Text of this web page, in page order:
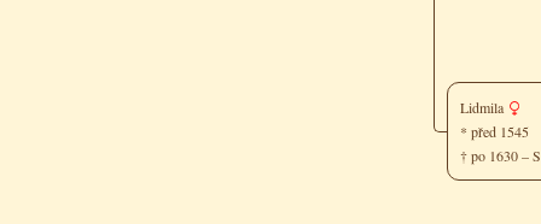
Lidmila
* před 1545
† po 1630 –